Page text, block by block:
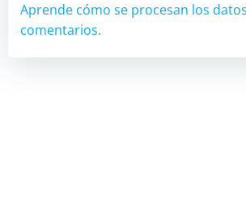
Aprende cómo se procesan los
comentarios.